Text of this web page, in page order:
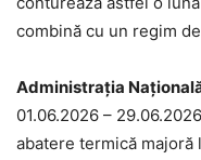
combină cu un regim
Administrația
01.06.2026 –
abatere termică majoră